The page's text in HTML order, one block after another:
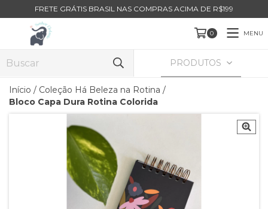
FRETE GRÁTIS BRASIL NAS COMPRAS ACIMA DE R$199
0 MENU
PRODUTOS
Início / Coleção Há Beleza na Rotina /
Bloco Capa Dura Rotina Colorida